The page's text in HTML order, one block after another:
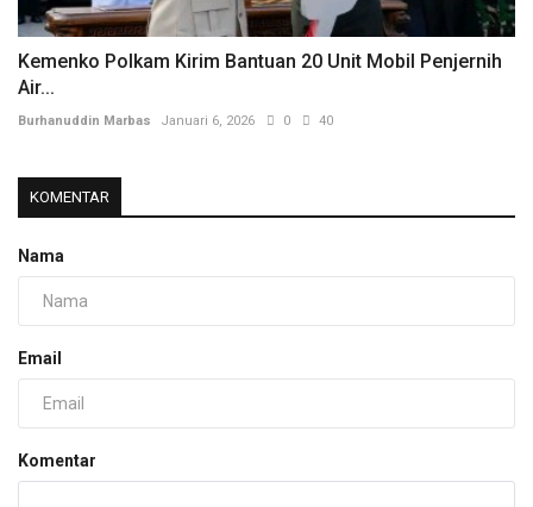
Kemenko Polkam Kirim Bantuan 20 Unit Mobil Penjernih
Air...
Burhanuddin Marbas Januari 6, 2026 0 40
KOMENTAR
Nama
Email
Komentar